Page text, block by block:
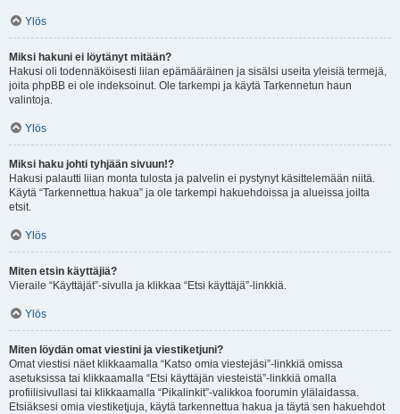
Ylös
Miksi hakuni ei löytänyt mitään?
Hakusi oli todennäköisesti liian epämääräinen ja sisälsi useita yleisiä termejä,
joita phpBB ei ole indeksoinut. Ole tarkempi ja käytä Tarkennetun haun
valintoja.
Ylös
Miksi haku johti tyhjään sivuun!?
Hakusi palautti liian monta tulosta ja palvelin ei pystynyt käsittelemään niitä.
Käytä “Tarkennettua hakua” ja ole tarkempi hakuehdoissa ja alueissa joilta
etsit.
Ylös
Miten etsin käyttäjiä?
Vieraile “Käyttäjät”-sivulla ja klikkaa “Etsi käyttäjä”-linkkiä.
Ylös
Miten löydän omat viestini ja viestiketjuni?
Omat viestisi näet klikkaamalla “Katso omia viestejäsi”-linkkiä omissa
asetuksissa tai klikkaamalla “Etsi käyttäjän viesteistä”-linkkiä omalla
profiilisivullasi tai klikkaamalla “Pikalinkit”-valikkoa foorumin ylälaidassa.
Etsiäksesi omia viestiketjuja, käytä tarkennettua hakua ja täytä sen hakuehdot